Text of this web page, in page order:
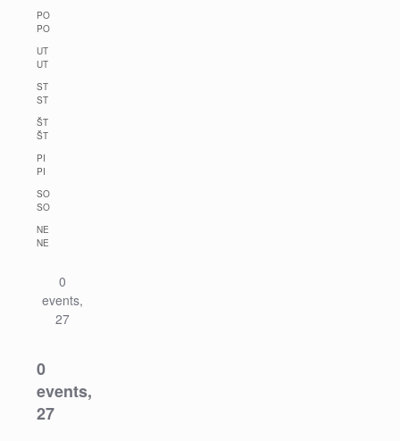
PO
PO
UT
UT
ST
ST
ŠT
ŠT
PI
PI
SO
SO
NE
NE
0
events,
27
0
events,
27